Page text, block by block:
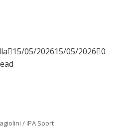
15/05/202615/05/2026 0
/ IPA Sport